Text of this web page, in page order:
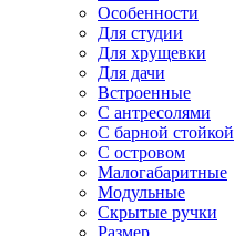
Особенности
Для студии
Для хрущевки
Для дачи
Встроенные
С антресолями
С барной стойкой
С островом
Малогабаритные
Модульные
Скрытые ручки
Размер